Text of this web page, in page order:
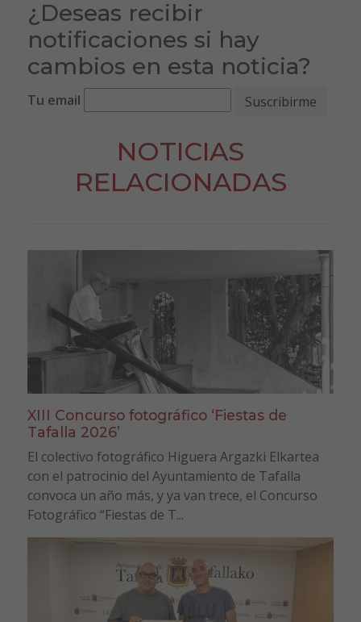
¿Deseas recibir
notificaciones si hay
cambios en esta noticia?
Tu email
NOTICIAS
RELACIONADAS
XIII Concurso fotográfico ‘Fiestas de
Tafalla 2026’
El colectivo fotográfico Higuera Argazki Elkartea
con el patrocinio del Ayuntamiento de Tafalla
convoca un año más, y ya van trece, el Concurso
Fotográfico “Fiestas de T...